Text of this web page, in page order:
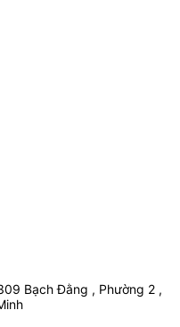
Bạch Đằng , Phường 2 ,